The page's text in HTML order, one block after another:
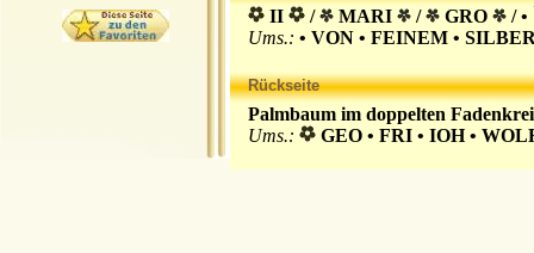
II / MARI / GRO
/ •
Ums.: • VON • FEINEM •
Rückseite
Palmbaum im doppelten
Ums.:
GEO • FRI • IOH •